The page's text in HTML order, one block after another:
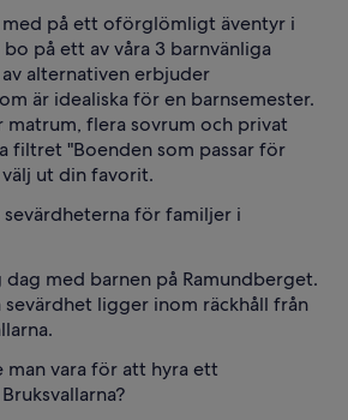
med på ett oförglömligt äventyr i
på ett av våra 3 barnvänliga
alternativen erbjuder
är idealiska för en barnsemester.
matrum, flera sovrum och privat
filtret "Boenden som passar för
ut din favorit.
för familjer i
med barnen på Ramundberget.
sevärdhet ligger inom räckhåll från
man vara för att hyra ett